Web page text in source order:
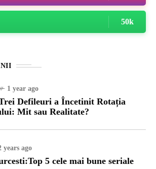
50k
1 year ago
Defileuri a Încetinit Rotația
Mit sau Realitate?
years ago
5 cele mai bune seriale